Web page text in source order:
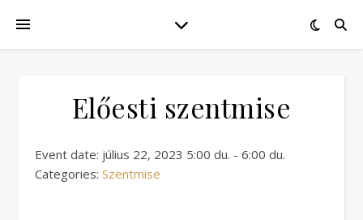
Előesti szentmise
Event date: július 22, 2023 5:00 du. - 6:00 du.
Categories: Szentmise